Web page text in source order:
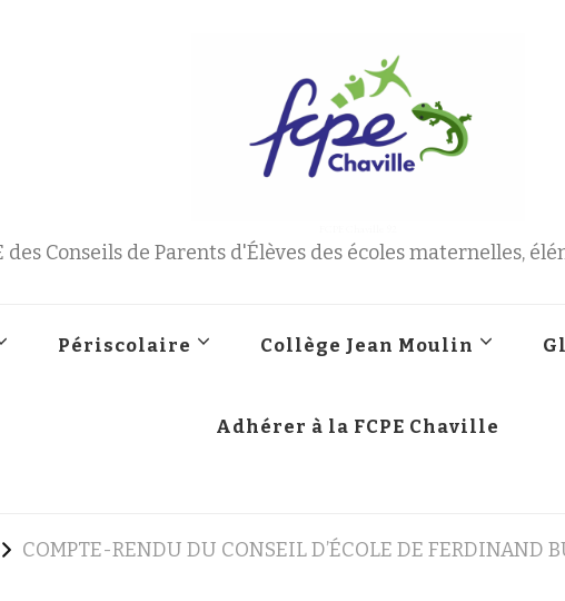
des Conseils de Parents d'Élèves des écoles maternelles,
Périscolaire Collège Jean Moulin
Adhérer à la FCPE Chaville
COMPTE-RENDU DU CONSEIL D’ÉCOLE DE FERDINAND